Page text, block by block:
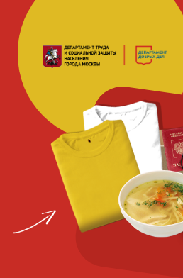
Благотворительная